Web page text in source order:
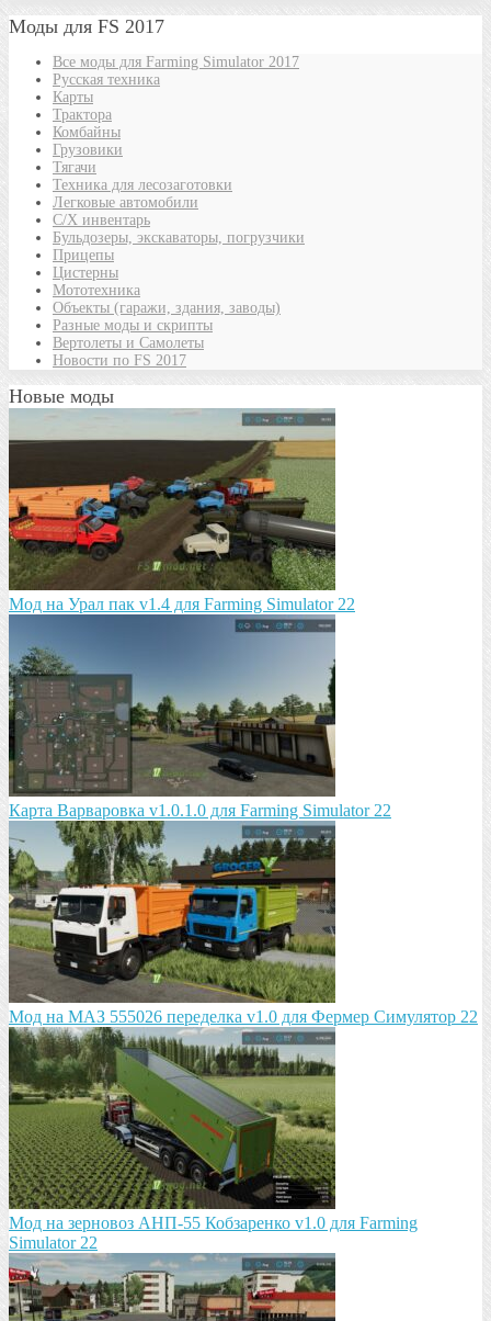
Моды для FS 2017
Все моды для Farming Simulator 2017
Русская техника
Карты
Трактора
Комбайны
Грузовики
Тягачи
Техника для лесозаготовки
Легковые автомобили
С/Х инвентарь
Бульдозеры, экскаваторы, погрузчики
Прицепы
Цистерны
Мототехника
Объекты (гаражи, здания, заводы)
Разные моды и скрипты
Вертолеты и Самолеты
Новости по FS 2017
Новые моды
Мод на Урал пак v1.4 для Farming Simulator 22
Карта Варваровка v1.0.1.0 для Farming Simulator 22
Мод на МАЗ 555026 пeрeдeлка v1.0 для Фермер Симулятор 22
Мод на зeрновоз АНП-55 Кобзарeнко v1.0 для Farming
Simulator 22